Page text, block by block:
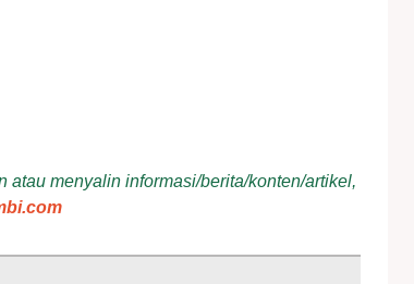
menyalin informasi/berita/konten/artikel,